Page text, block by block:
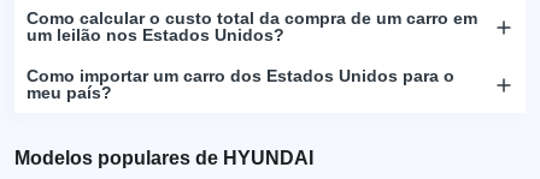
Como calcular o custo total da compra de um carro em
um leilão nos Estados Unidos?
Como importar um carro dos Estados Unidos para o
meu país?
Modelos populares de HYUNDAI